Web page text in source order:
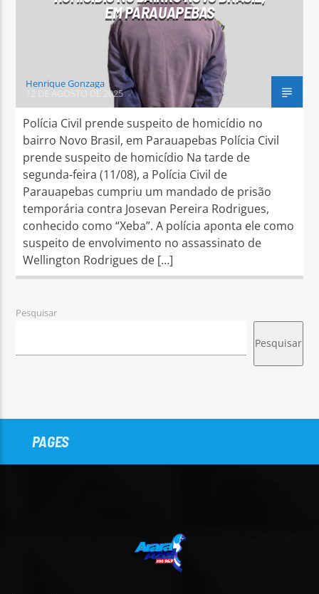
EM PARAUAPEBAS
Henrique Gonzaga
12 DE AGOSTO DE 2025
Polícia Civil prende suspeito de homicídio no
bairro Novo Brasil, em Parauapebas Polícia Civil
prende suspeito de homicídio Na tarde de
segunda-feira (11/08), a Polícia Civil de
Parauapebas cumpriu um mandado de prisão
temporária contra Josevan Pereira Rodrigues,
conhecido como “Xeba”. A polícia aponta ele como
suspeito de envolvimento no assassinato de
Wellington Rodrigues de […]
Pesquisar
Pesquisar
PAGES